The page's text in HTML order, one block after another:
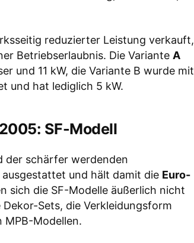
reduzierter Leistung verkauft,
Betriebserlaubnis. Die Variante A
und 11 kW, die Variante B wurde mit
und hat lediglich 5 kW.
SF-Modell
der schärfer werdenden
und hält damit die Euro-
sich die SF-Modelle äußerlich nicht
Sets, die Verkleidungsform
MPB-Modellen.